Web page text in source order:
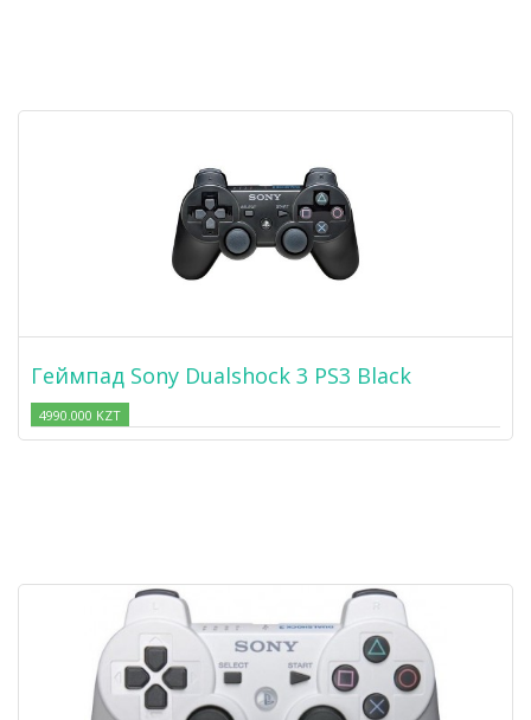
Геймпад Sony Dualshock 3 PS3 Black
4990.000 KZT